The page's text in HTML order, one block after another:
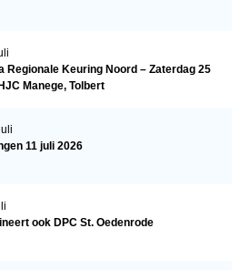
NRPS
2025-2026
2024-2025
2022-2023
Regionale Keuring Noord – Zaterdag 25
Manege, Tolbert
11 juli 2026
ook DPC St. Oedenrode